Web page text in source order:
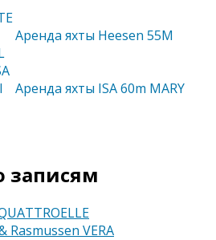
Аренда яхты Heesen 55M
Аренда яхты ISA 60m MARY
записям
Rasmussen VERA